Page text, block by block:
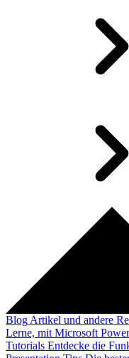
Blog Artikel und andere
Lerne, mit Microsoft
Tutorials Entdecke die